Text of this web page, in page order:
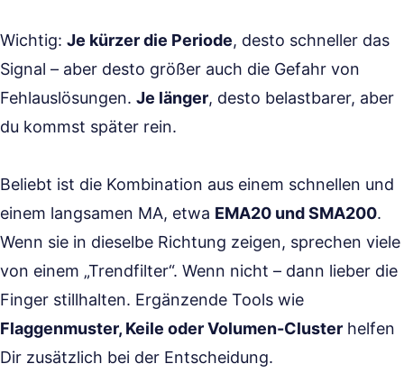
Wichtig: Je kürzer die Periode, desto schneller das
Signal – aber desto größer auch die Gefahr von
Fehlauslösungen. Je länger, desto belastbarer, aber
du kommst später rein.
Beliebt ist die Kombination aus einem schnellen und
einem langsamen MA, etwa EMA20 und SMA200.
Wenn sie in dieselbe Richtung zeigen, sprechen viele
von einem „Trendfilter“. Wenn nicht – dann lieber die
Finger stillhalten. Ergänzende Tools wie
Flaggenmuster, Keile oder Volumen-Cluster helfen
Dir zusätzlich bei der Entscheidung.